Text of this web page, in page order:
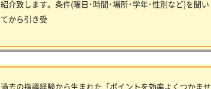
紹介致します。条件(曜日･時間･場所･学年･性別など)を聞い
てから引き受
過去の指導経験から生まれた「ポイントを効率よくつかませ